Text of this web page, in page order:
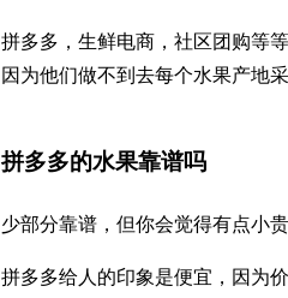
拼多多，生鲜电商，社区团购等
因为他们做不到去每个水果产地采
拼多多的水果靠谱吗
少部分靠谱，但你会觉得有点小贵
拼多多给人的印象是便宜，因为